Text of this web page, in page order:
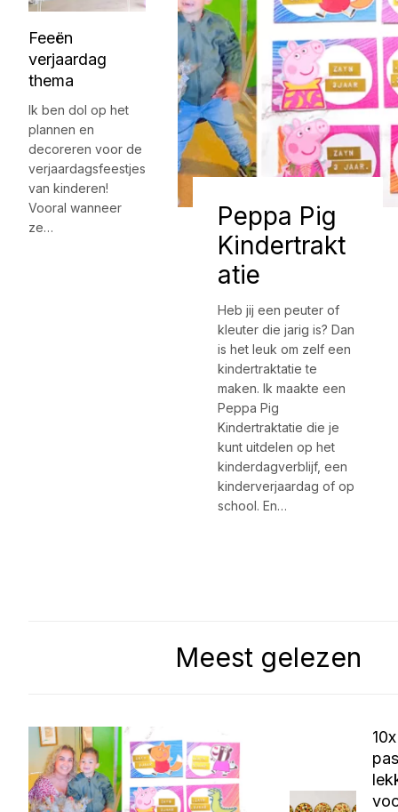
Feeën
verjaardag
thema
Ik ben dol op het
plannen en
decoreren voor de
verjaardagsfeestjes
van kinderen!
Vooral wanneer
ze…
Peppa Pig
Kindertrakt
atie
Heb jij een peuter of
kleuter die jarig is? Dan
is het leuk om zelf een
kindertraktatie te
maken. Ik maakte een
Peppa Pig
Kindertraktatie die je
kunt uitdelen op het
kinderdagverblijf, een
kinderverjaardag of op
school. En…
Meest gelezen